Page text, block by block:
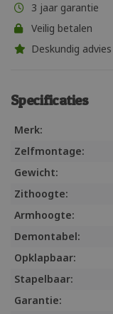
3 jaar garantie
Veilig betalen
Deskundig
Specificaties
Merk:
Zelfmontage:
Gewicht:
Zithoogte:
Armhoogte:
Demontabel:
Opklapbaar:
Stapelbaar:
Garantie: